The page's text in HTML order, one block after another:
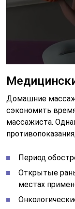
Домашние
сэкономить
массажиста.
Период
Открытые
местах